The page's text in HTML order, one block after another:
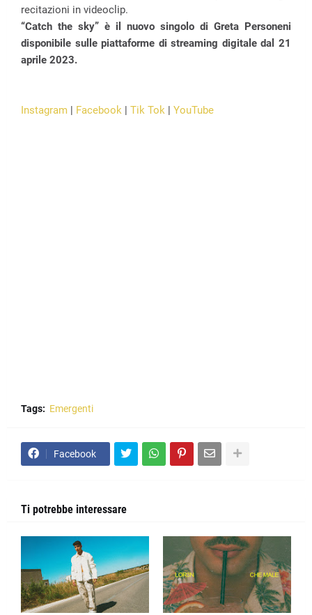
recitazioni in videoclip.
“Catch the sky” è il nuovo singolo di Greta Personeni
disponibile sulle piattaforme di streaming digitale dal 21
aprile 2023.
Instagram | Facebook | Tik Tok | YouTube
Tags: Emergenti
Facebook
Ti potrebbe interessare